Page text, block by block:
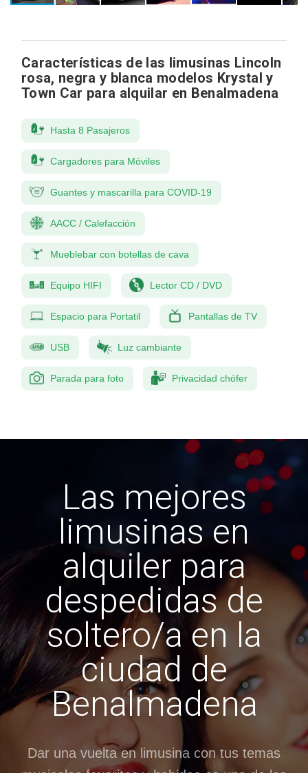
Características de las limusinas Lincoln
rosa, negra y blanca modelos Krystal y
Town Car para alquilar en Benalmadena
Hasta 8 Pasajeros
Cargadores para Móviles
Guantes y mascarilla para COVID-19
AACC / Calefacción
Mueblebar con botellas de cava
Equipo HIFI Lector CD / DVD
Espacio para Portatil Pantallas de TV
USB Luz cambiante
Parada para foto Privacidad chófer
Las mejores
limusinas en
alquiler para
despedidas de
soltero/a en la
ciudad de
Benalmadena
Dar una vuelta en limusina con tus temas